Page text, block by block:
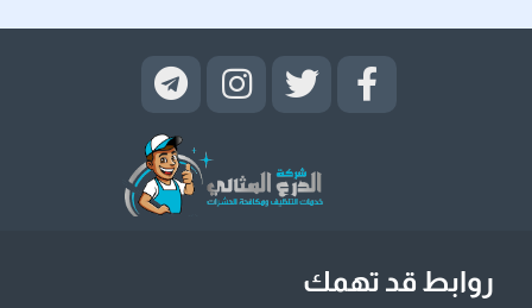
روابط قد تهمك